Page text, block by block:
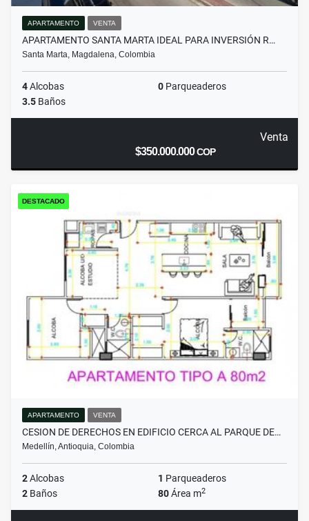
APARTAMENTO VENTA
APARTAMENTO SANTA MARTA IDEAL PARA INVERSIÓN R…
Santa Marta, Magdalena, Colombia
4Alcobas 0 Parqueaderos
3.5 Baños
Venta
$350.000.000COP
DESTACADO
APARTAMENTO VENTA
CESION DE DERECHOS EN EDIFICIO CERCA AL PARQUE DE…
Medellín, Antioquia, Colombia
2Alcobas 1 Parqueaderos
2 Baños 80Área m2